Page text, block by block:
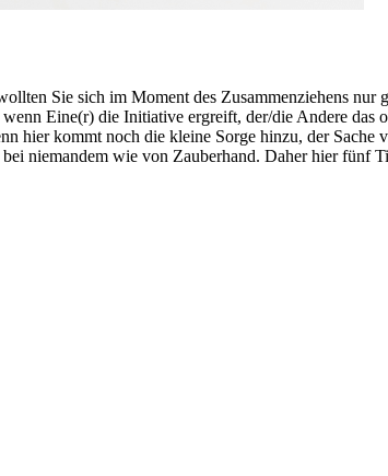
Sie sich im Moment des Zusammenziehens nur
Eine(r) die Initiative ergreift, der/die Andere
hier kommt noch die kleine Sorge hinzu, der
niemandem wie von Zauberhand. Daher hier fünf